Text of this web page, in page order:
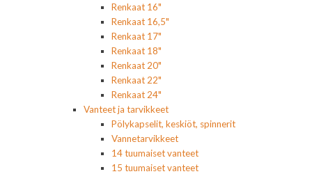
Renkaat 16"
Renkaat 16,5"
Renkaat 17"
Renkaat 18"
Renkaat 20"
Renkaat 22"
Renkaat 24"
Vanteet ja tarvikkeet
Pölykapselit, keskiöt, spinnerit
Vannetarvikkeet
14 tuumaiset vanteet
15 tuumaiset vanteet